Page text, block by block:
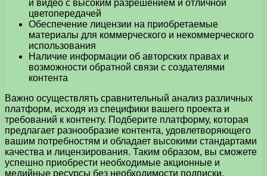
и видео с высоким разрешением и отличной
цветопередачей
Обеспечение лицензии на приобретаемые
материалы для коммерческого и некоммерческого
использования
Наличие информации об авторских правах и
возможности обратной связи с создателями
контента
Важно осуществлять сравнительный анализ различных
платформ, исходя из специфики вашего проекта и
требований к контенту. Подберите платформу, которая
предлагает разнообразие контента, удовлетворяющего
вашим потребностям и обладает высокими стандартами
качества и лицензирования. Таким образом, вы сможете
успешно приобрести необходимые акционные и
медийные ресурсы без необходимости подписки.